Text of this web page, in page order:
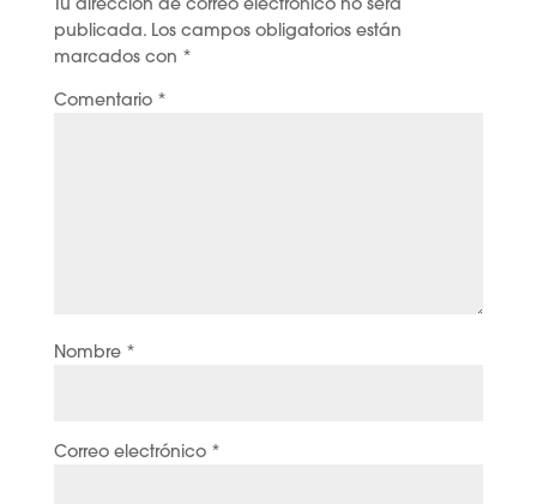
publicada. Los campos obligatorios están
marcados con *
Comentario *
Nombre *
Correo electrónico *